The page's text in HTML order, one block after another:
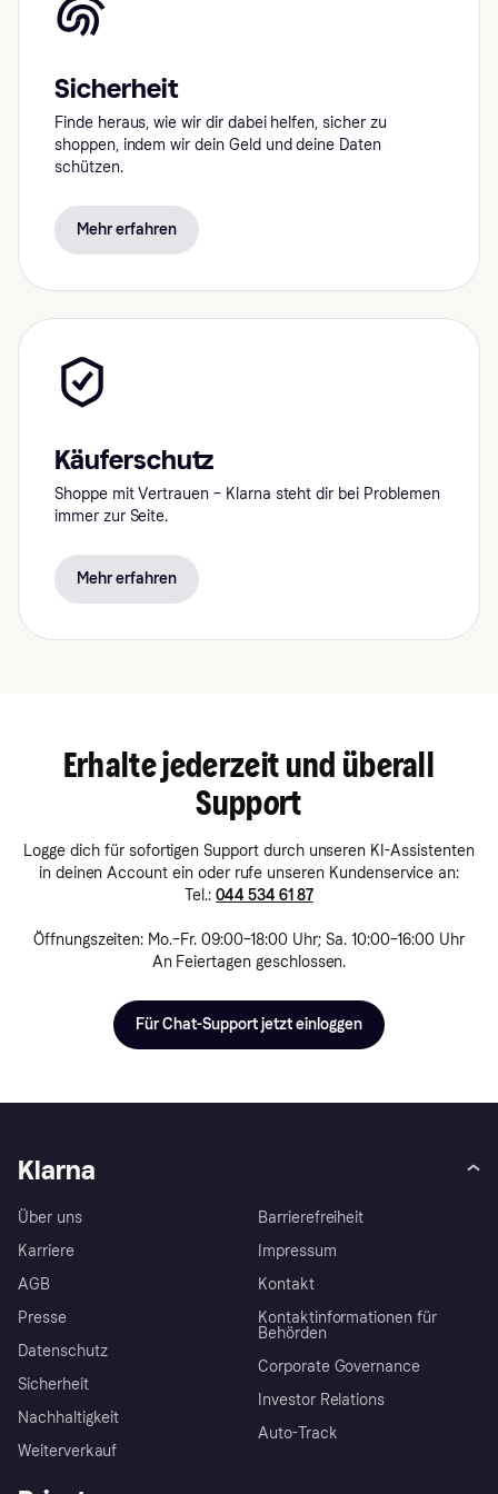
Sicherheit
Finde heraus, wie wir dir dabei helfen, sicher zu
shoppen, indem wir dein Geld und deine Daten
schützen.
Mehr erfahren
Käuferschutz
Shoppe mit Vertrauen – Klarna steht dir bei Problemen
immer zur Seite.
Mehr erfahren
Erhalte jederzeit und überall
Support
Logge dich für sofortigen Support durch unseren KI-Assistenten
in deinen Account ein oder rufe unseren Kundenservice an:
Tel.:044 534 61 87
Öffnungszeiten: Mo.–Fr. 09:00–18:00 Uhr; Sa. 10:00–16:00 Uhr
An Feiertagen geschlossen.
Für Chat-Support jetzt einloggen
Klarna
Über uns
Karriere
AGB
Presse
Datenschutz
Sicherheit
Nachhaltigkeit
Weiterverkauf
Barrierefreiheit
Impressum
Kontakt
Kontaktinformationen für
Behörden
Corporate Governance
Investor Relations
Auto-Track